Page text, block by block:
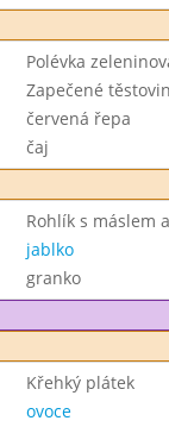
Polévka
Zapečené
červená řepa
čaj
Rohlík s máslem
jablko
granko
Křehký plátek
ovoce